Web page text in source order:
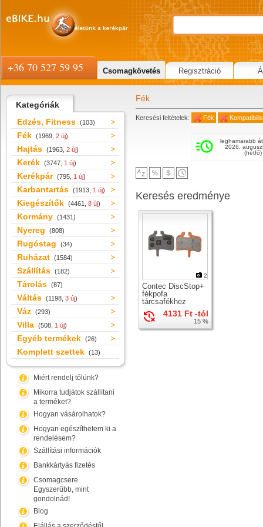
Kategóriák
Edzés, Fitness (103)
Fék (1969, 2 új)
Hajtás (1963, 2 új)
Kerék (3747, 1 új)
Kerékpár (795, 1 új)
Karbantartás (1913, 1 új)
Kiegészítők (4461, 8 új)
Kormány (1431)
Nyereg (808)
Rugóstag (34)
Ruházat (1584)
Szállítás (182)
Tárolás (87)
Váltás (1198, 3 új)
Váz (293)
Villa (508, 1 új)
Egyéb termékek (26)
Komplett szettek (13)
Miért rendelj tőlünk?
Mikorra tudjátok szállítani
a terméket?
Hogyan vásárolhatok?
Hogyan egészíthetem ki a
rendelésem?
Szállítási információk
Bankkártyás fizetés
Csomagcsere.
Egyszerűbb, mint
gondolnád!
Blog
Fék
Keresési feltételek: Fék
leghamarabb
2026.
(hétfő)
Keresés eredménye
2
Contec DiscStop+
fékpofa
tárcsafékhez
4131 Ft -tól
15 %
+36 70 527 59 95 Csomagkövetés Regisztráció